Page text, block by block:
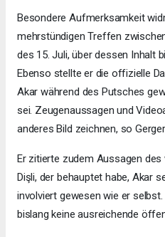
Besondere Aufmerksamkeit
mehrstündigen Treffen
des 15. Juli, über dessen Inhalt
Ebenso stellte er die offizielle
Akar während des Putsches
sei. Zeugenaussagen und
anderes Bild zeichnen, so
Er zitierte zudem Aussagen
Dişli, der behauptet habe, Akar
involviert gewesen wie er
bislang keine ausreichende